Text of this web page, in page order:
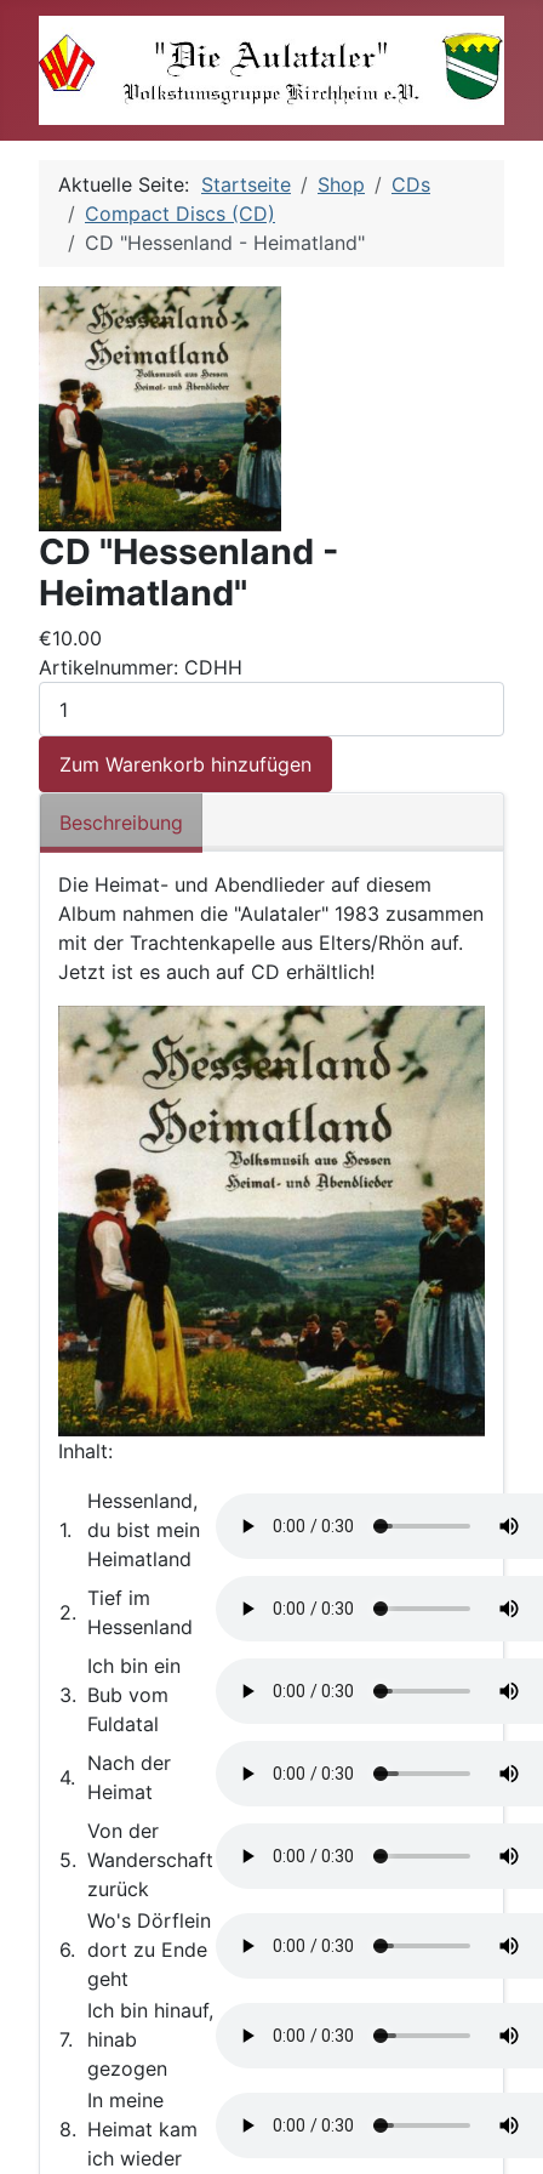
Aktuelle Seite: Startseite Shop
CDs
Compact Discs (CD)
CD "Hessenland - Heimatland"
CD "Hessenland -
Heimatland"
€10.00
Artikelnummer: CDHH
Beschreibung
Die Heimat- und Abendlieder auf diesem
Album nahmen die "Aulataler" 1983 zusammen
mit der Trachtenkapelle aus Elters/Rhön auf.
Jetzt ist es auch auf CD erhältlich!
Inhalt:
1.
Hessenland,
du bist mein
Heimatland
2.
Tief im
Hessenland
3.
Ich bin ein
Bub vom
Fuldatal
4.
Nach der
Heimat
5.
Von der
Wanderschaft
zurück
6.
Wo's Dörflein
dort zu Ende
geht
7.
Ich bin hinauf,
hinab
gezogen
8.
In meine
Heimat kam
ich wieder